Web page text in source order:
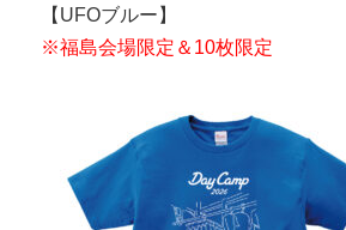
【UFOブルー】
※福島会場限定＆10枚限定